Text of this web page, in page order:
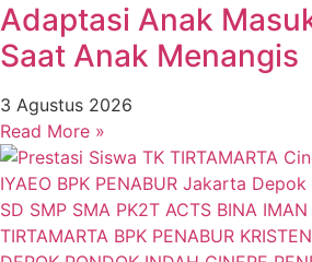
Adaptasi Anak
Saat Anak Menangis
3 Agustus 2026
Read More »